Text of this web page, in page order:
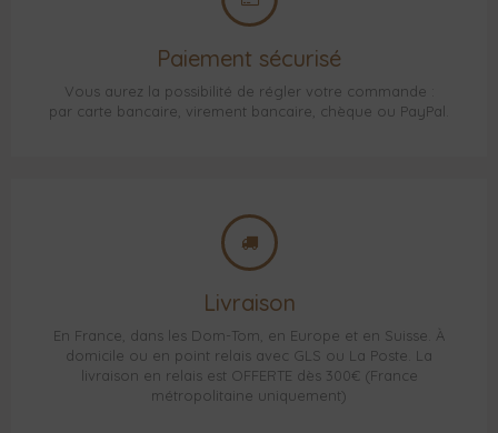
Paiement sécurisé
Vous aurez la possibilité de régler votre commande :
par carte bancaire, virement bancaire, chèque ou PayPal.
Livraison
En France, dans les Dom-Tom, en Europe et en Suisse. À
domicile ou en point relais avec GLS ou La Poste. La
livraison en relais est OFFERTE dès 300€ (France
métropolitaine uniquement)